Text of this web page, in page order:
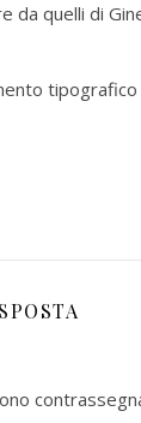
da quelli di